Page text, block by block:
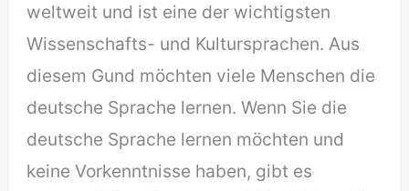
weltweit und ist eine der wichtigsten
Wissenschafts- und Kultursprachen. Aus
diesem Gund möchten viele Menschen die
deutsche Sprache lernen. Wenn Sie die
deutsche Sprache lernen möchten und
keine Vorkenntnisse haben, gibt es